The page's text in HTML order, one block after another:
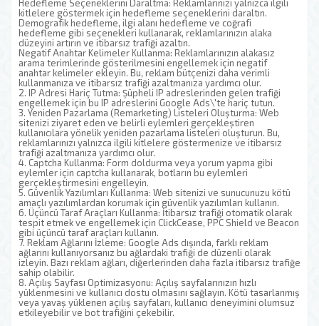
Hedefleme Seçeneklerini Daraltma: Reklamlarınızı yalnızca ilgili
kitlelere göstermek için hedefleme seçeneklerini daraltın.
Demografik hedefleme, ilgi alanı hedefleme ve coğrafi
hedefleme gibi seçenekleri kullanarak, reklamlarınızın alaka
düzeyini artırın ve itibarsız trafiği azaltın.
Negatif Anahtar Kelimeler Kullanma: Reklamlarınızın alakasız
arama terimlerinde gösterilmesini engellemek için negatif
anahtar kelimeler ekleyin. Bu, reklam bütçenizi daha verimli
kullanmanıza ve itibarsız trafiği azaltmanıza yardımcı olur.
2. IP Adresi Hariç Tutma: Şüpheli IP adreslerinden gelen trafiği
engellemek için bu IP adreslerini Google Ads\'te hariç tutun.
3. Yeniden Pazarlama (Remarketing) Listeleri Oluşturma: Web
sitenizi ziyaret eden ve belirli eylemleri gerçekleştiren
kullanıcılara yönelik yeniden pazarlama listeleri oluşturun. Bu,
reklamlarınızı yalnızca ilgili kitlelere göstermenize ve itibarsız
trafiği azaltmanıza yardımcı olur.
4. Captcha Kullanma: Form doldurma veya yorum yapma gibi
eylemler için captcha kullanarak, botların bu eylemleri
gerçekleştirmesini engelleyin.
5. Güvenlik Yazılımları Kullanma: Web sitenizi ve sunucunuzu kötü
amaçlı yazılımlardan korumak için güvenlik yazılımları kullanın.
6. Üçüncü Taraf Araçları Kullanma: İtibarsız trafiği otomatik olarak
tespit etmek ve engellemek için ClickCease, PPC Shield ve Beacon
gibi üçüncü taraf araçları kullanın.
7. Reklam Ağlarını İzleme: Google Ads dışında, farklı reklam
ağlarını kullanıyorsanız bu ağlardaki trafiği de düzenli olarak
izleyin. Bazı reklam ağları, diğerlerinden daha fazla itibarsız trafiğe
sahip olabilir.
8. Açılış Sayfası Optimizasyonu: Açılış sayfalarınızın hızlı
yüklenmesini ve kullanıcı dostu olmasını sağlayın. Kötü tasarlanmış
veya yavaş yüklenen açılış sayfaları, kullanıcı deneyimini olumsuz
etkileyebilir ve bot trafiğini çekebilir.